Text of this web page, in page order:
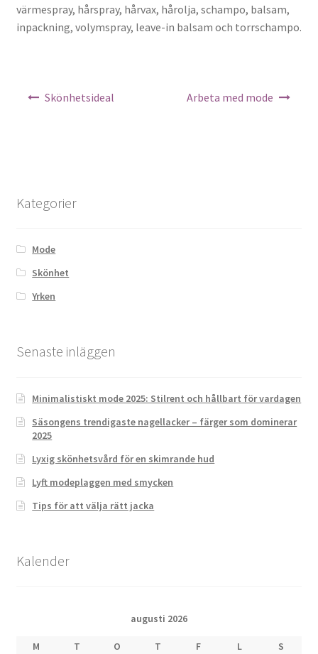
värmespray, hårspray, hårvax, hårolja, schampo, balsam,
inpackning, volymspray, leave-in balsam och torrschampo.
Skönhetsideal Arbeta med mode
Kategorier
Mode
Skönhet
Yrken
Senaste inläggen
Minimalistiskt mode 2025: Stilrent och hållbart för vardagen
Säsongens trendigaste nagellacker – färger som dominerar
2025
Lyxig skönhetsvård för en skimrande hud
Lyft modeplaggen med smycken
Tips för att välja rätt jacka
Kalender
augusti 2026
M T O T F L
S